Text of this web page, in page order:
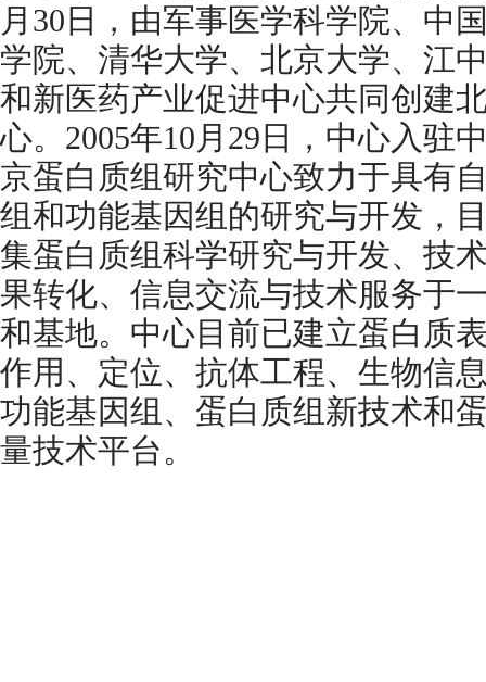
月30日，由军事医学科学院、中
学院、清华大学、北京大学、江
和新医药产业促进中心共同创建
心。2005年10月29日，中心入驻
京蛋白质组研究中心致力于具有
组和功能基因组的研究与开发，
集蛋白质组科学研究与开发、技
果转化、信息交流与技术服务于
和基地。中心目前已建立蛋白质
作用、定位、抗体工程、生物信
功能基因组、蛋白质组新技术和
量技术平台。